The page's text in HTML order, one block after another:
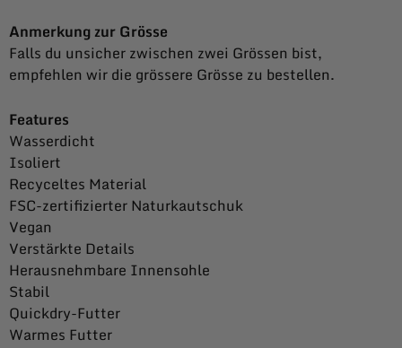
Anmerkung zur Grösse
Falls du unsicher zwischen zwei Grössen bist,
empfehlen wir die grössere Grösse zu bestellen.
Features
Wasserdicht
Isoliert
Recyceltes Material
FSC-zertifizierter Naturkautschuk
Vegan
Verstärkte Details
Herausnehmbare Innensohle
Stabil
Quickdry-Futter
Warmes Futter